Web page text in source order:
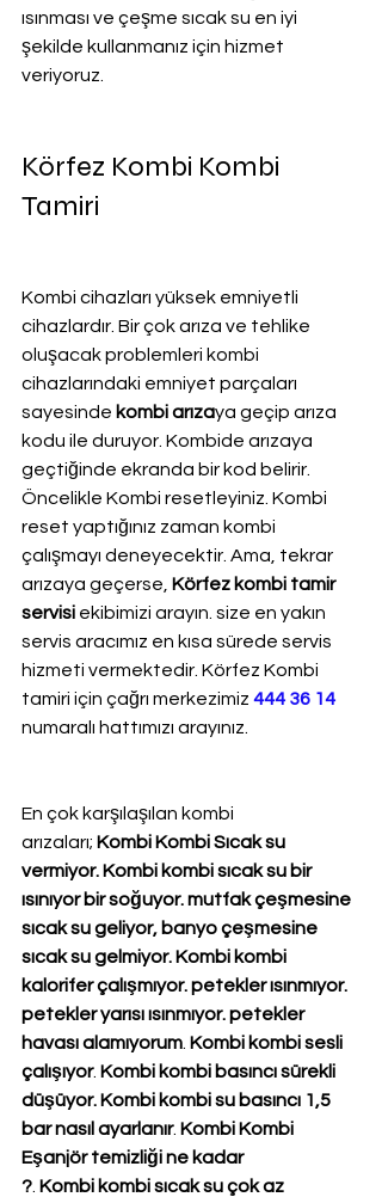
ısınması ve çeşme sıcak su en iyi
şekilde kullanmanız için hizmet
veriyoruz.
Körfez Kombi Kombi
Tamiri
Kombi cihazları yüksek emniyetli
cihazlardır. Bir çok arıza ve tehlike
oluşacak problemleri kombi
cihazlarındaki emniyet parçaları
sayesinde kombi arızaya geçip arıza
kodu ile duruyor. Kombide arızaya
geçtiğinde ekranda bir kod belirir.
Öncelikle Kombi resetleyiniz. Kombi
reset yaptığınız zaman kombi
çalışmayı deneyecektir. Ama, tekrar
arızaya geçerse, Körfez kombi tamir
servisi ekibimizi arayın. size en yakın
servis aracımız en kısa sürede servis
hizmeti vermektedir. Körfez Kombi
tamiri için çağrı merkezimiz 444 36 14
numaralı hattımızı arayınız.
En çok karşılaşılan kombi
arızaları; Kombi Kombi Sıcak su
vermiyor. Kombi kombi sıcak su bir
ısınıyor bir soğuyor. mutfak çeşmesine
sıcak su geliyor, banyo çeşmesine
sıcak su gelmiyor. Kombi kombi
kalorifer çalışmıyor. petekler ısınmıyor.
petekler yarısı ısınmıyor. petekler
havası alamıyorum Kombi kombi sesli
çalışıyor. Kombi kombi basıncı sürekli
düşüyor. Kombi kombi su basıncı 1,5
bar nasıl ayarlanır. Kombi Kombi
Eşanjör temizliği ne kadar
? Kombi kombi sıcak su çok az